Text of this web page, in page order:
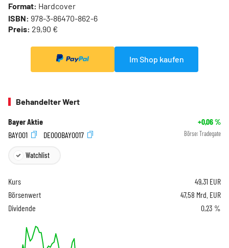
Format: Hardcover
ISBN: 978-3-86470-862-6
Preis: 29,90 €
Im Shop kaufen
Behandelter Wert
Bayer Aktie +0,06%
BAY001
DE000BAY0017 Börse: Tradegate
Watchlist
Kurs 49,31 EUR
Börsenwert
47,58 Mrd. EUR
Dividende
0,23 %